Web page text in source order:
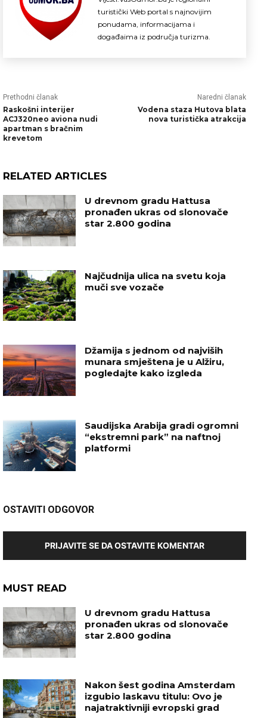
turistički Web portal s najnovijim
ponudama, informacijama i
događaima iz područja turizma.
Prethodni članak
Raskošni interijer
ACJ320neo aviona nudi
apartman s bračnim
krevetom
Naredni članak
Vodena staza Hutova blata
nova turistička atrakcija
RELATED ARTICLES
U drevnom gradu Hattusa
pronađen ukras od slonovače
star 2.800 godina
Najčudnija ulica na svetu koja
muči sve vozače
Džamija s jednom od najviših
munara smještena je u Alžiru,
pogledajte kako izgleda
Saudijska Arabija gradi ogromni
“ekstremni park” na naftnoj
platformi
OSTAVITI ODGOVOR
PRIJAVITE SE DA OSTAVITE KOMENTAR
MUST READ
U drevnom gradu Hattusa
pronađen ukras od slonovače
star 2.800 godina
Nakon šest godina Amsterdam
izgubio laskavu titulu: Ovo je
najatraktivniji evropski grad